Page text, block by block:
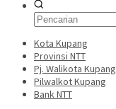
Kota Kupang
Provinsi NTT
Pj. Walikota Kupang
Pilwalkot Kupang
Bank NTT